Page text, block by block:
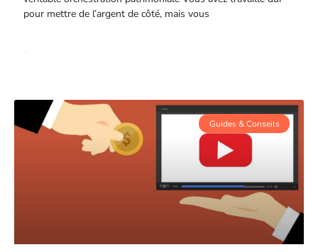
pour mettre de l’argent de côté, mais vous
Guides & Conseils